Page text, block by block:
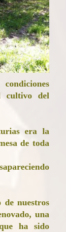
cultivo del
era la
de toda
de nuestros
una
ha sido